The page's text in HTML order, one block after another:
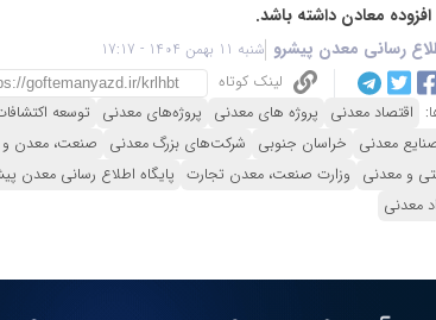
معادن داشته باشد.
رسانی معدن پیشرو شنبه 11 بهمن 1404 - 17:17
لینک کوتاه
اقتصاد معدنی پروژه های معدنی پروژه‌های معدنی توسعه
معدنی خراسان جنوبی شرکت‌های بزرگ معدنی صنعت، معدن و
و معدنی وزارت صنعت، معدن تجارت پایگاه اطلاع رسانی معدن
معدنی